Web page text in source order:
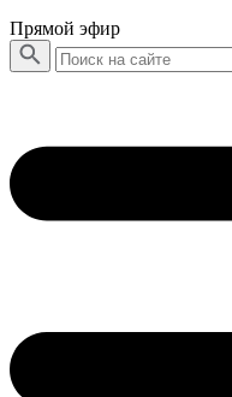
Прямой эфир